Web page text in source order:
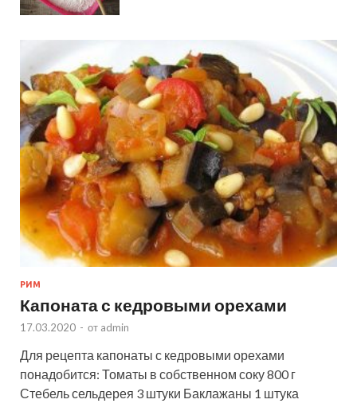
РИМ
Капоната с кедровыми орехами
17.03.2020 - от admin
Для рецепта капонаты с кедровыми орехами
понадобится: Томаты в собственном соку 800 г
Стебель сельдерея 3 штуки Баклажаны 1 штука